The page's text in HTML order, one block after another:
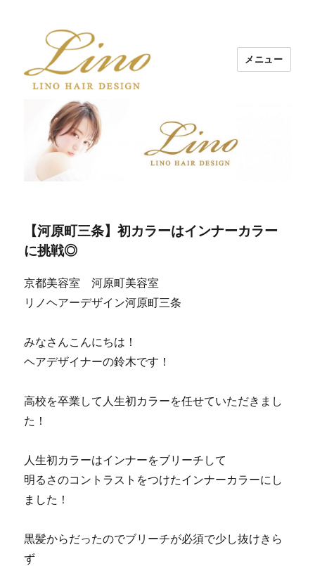
Lino Hair Design 河原町BLOG
メニュー
【河原町三条】初カラーはインナーカラー
に挑戦◎
京都美容室 河原町美容室
リノヘアーデザイン河原町三条
みなさんこんにちは！
ヘアデザイナーの鈴木です！
高校を卒業して人生初カラーを任せていただきまし
た！
人生初カラーはインナーをブリーチして
明るさのコントラストをつけたインナーカラーにし
ました！
黒髪からだったのでブリーチが必須で少し抜けきら
ず